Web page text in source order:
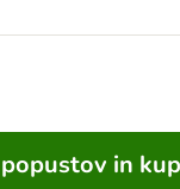
in